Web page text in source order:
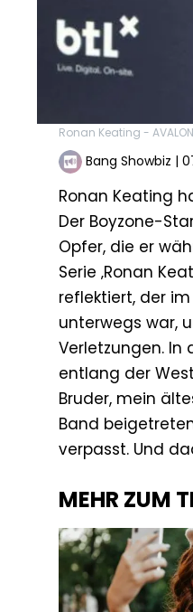
Ronan Keating -
Bang Showbiz |
Ronan Keating
Der Boyzone-
Opfer, die er
Serie ‚Ronan
reflektiert, der
unterwegs war,
Verletzungen. In
entlang der
Bruder, mein
Band
verpasst. Und
MEHR ZUM